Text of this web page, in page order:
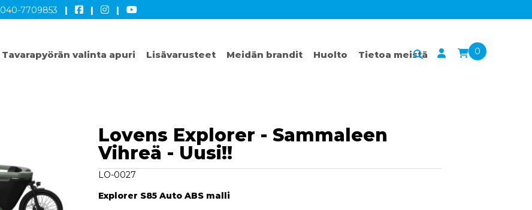
040-7709853 | | |
Tavarapyörän valinta apuri Lisävarusteet Meidän brandit Huolto Tietoa meistä 0
Lovens Explorer - Sammaleen
Vihreä - Uusi!!
LO-0027
Explorer S85 Auto ABS malli